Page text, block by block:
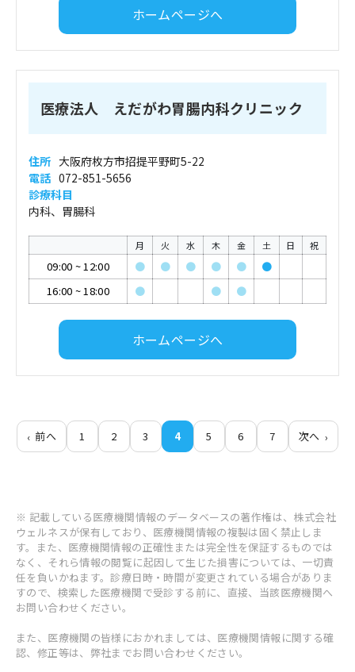
ホームページへ
医療法人 えだがわ胃腸内科クリニック
住所 大阪府枚方市招提平野町5-22
電話 072-851-5656
診療科目
内科、胃腸科
月 火 水 木 金 土 日 祝
09:00 ~12:00 ● ● ● ● ●
●
16:00 ~18:00 ● ● ●
ホームページへ
前へ 1 2 3 4 5 6 7 次へ
※ 記載している医療機関情報のデータベースの著作権は、株式会社
ウェルネスが保有しており、医療機関情報の複製は固く禁止しま
す。また、医療機関情報の正確性または完全性を保証するものでは
なく、それら情報の閲覧に起因して生じた損害については、一切責
任を負いかねます。診療日時・時間が変更されている場合がありま
すので、検索した医療機関で受診する前に、直接、当該医療機関へ
お問い合わせください。
また、医療機関の皆様におかれましては、医療機関情報に関する確
認、修正等は、弊社までお問い合わせください。